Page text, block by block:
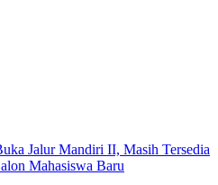
Jalur Mandiri II, Masih Tersedia
Mahasiswa Baru